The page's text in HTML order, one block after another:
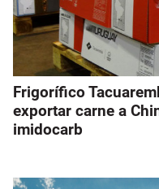
Frigorífico
exportar carne a
imidocarb